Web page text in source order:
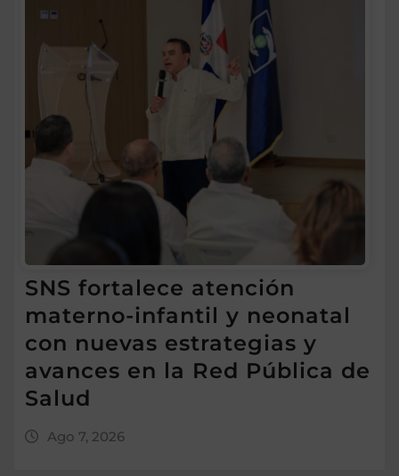
SNS fortalece atención
materno-infantil y neonatal
con nuevas estrategias y
avances en la Red Pública de
Salud
Ago 7, 2026